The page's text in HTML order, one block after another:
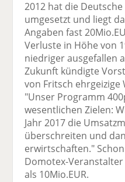
2012 hat die Deutsche
umgesetzt und liegt
Angaben fast
Verluste in Höhe von
niedriger ausgefallen
Zukunft kündigte
von Fritsch ehrgeizige
"Unser Programm
wesentlichen Zielen:
Jahr 2017 die
überschreiten und
erwirtschaften."
Domotex-
als 10Mio.EUR.